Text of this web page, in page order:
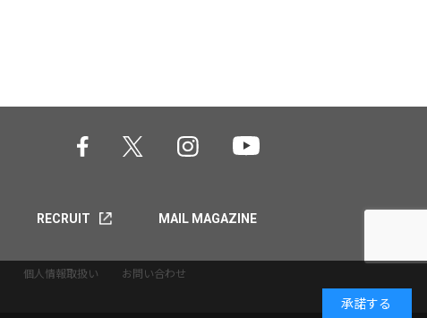
RECRUIT MAIL MAGAZINE
個人情報取扱い お問い合わせ
承諾する